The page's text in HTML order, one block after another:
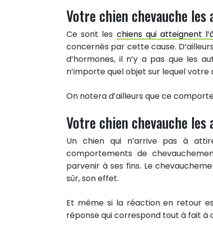
Votre chien chevauche les
Ce sont les chiens qui atteignent
concernés par cette cause.
d’hormones, il n’y a pas que les
n’importe quel objet sur lequel
On notera d’ailleurs que ce
Votre chien chevauche
Un chien qui n’arrive pas à
comportements de
parvenir à ses fins. Le
sûr, son effet.
Et même si la réaction en retour
réponse qui correspond tout à fait à